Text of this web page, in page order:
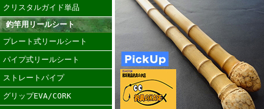
クリスタルガイド単品
釣竿用リールシート
プレート式リールシート
パイプ式リールシート
ストレートパイプ
グリップEVA/CORK